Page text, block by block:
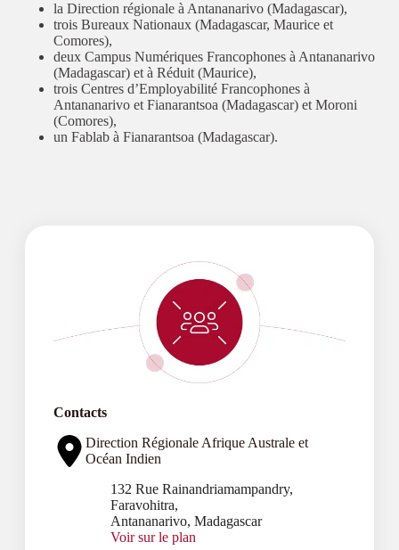
la Direction régionale à Antananarivo (Madagascar),
trois Bureaux Nationaux (Madagascar, Maurice et
Comores),
deux Campus Numériques Francophones à Antananarivo
(Madagascar) et à Réduit (Maurice),
trois Centres d’Employabilité Francophones à
Antananarivo et Fianarantsoa (Madagascar) et Moroni
(Comores),
un Fablab à Fianarantsoa (Madagascar).
Contacts
Direction Régionale Afrique Australe et
Océan Indien
132 Rue Rainandriamampandry,
Faravohitra,
Antananarivo, Madagascar
Voir sur le plan